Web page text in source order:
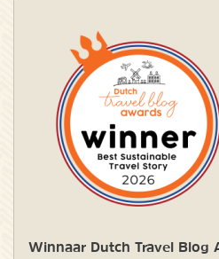
Winnaar Dutch Travel Blog